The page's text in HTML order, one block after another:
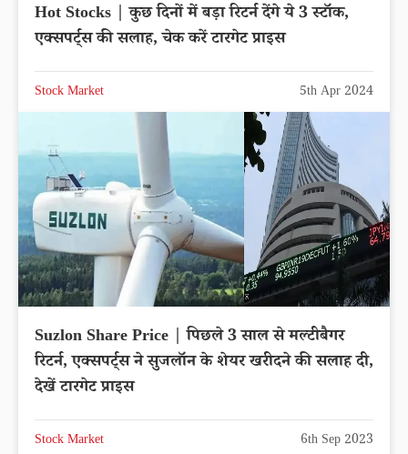
Hot Stocks | कुछ दिनों में बड़ा रिटर्न देंगे ये 3 स्टॉक,
एक्सपर्ट्स की सलाह, चेक करें टारगेट प्राइस
Stock Market 5th Apr 2024
Suzlon Share Price | पिछले 3 साल से मल्टीबैगर
रिटर्न, एक्सपर्ट्स ने सुजलॉन के शेयर खरीदने की सलाह दी,
देखें टारगेट प्राइस
Stock Market 6th Sep 2023